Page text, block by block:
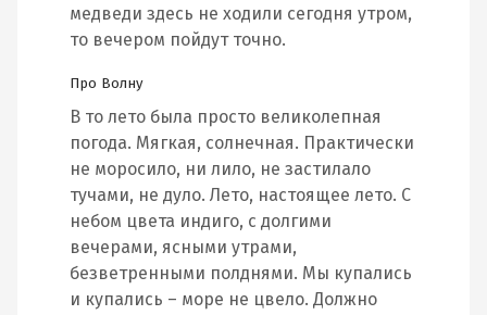
медведи здесь не ходили сегодня утром,
то вечером пойдут точно.
Про Волну
В то лето была просто великолепная
погода. Мягкая, солнечная. Практически
не моросило, ни лило, не застилало
тучами, не дуло. Лето, настоящее лето. С
небом цвета индиго, с долгими
вечерами, ясными утрами,
безветренными полднями. Мы купались
и купались – море не цвело. Должно